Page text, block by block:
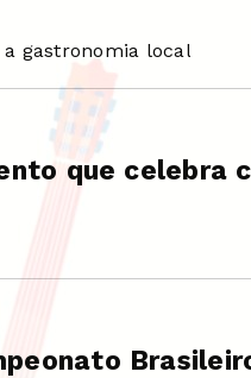
gastronomia local
que celebra